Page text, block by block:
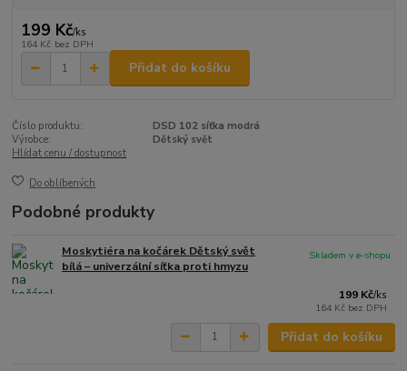
199 Kč/ks
164 Kč bez DPH
Přidat do košíku
Číslo produktu:
DSD 102 síťka modrá
Výrobce:
Dětský svět
Hlídat cenu / dostupnost
Do oblíbených
Podobné produkty
Moskytiéra na kočárek Dětský svět
bílá – univerzální síťka proti hmyzu
199 Kč/ks
164 Kč bez DPH
Skladem v e-shopu
Přidat do košíku